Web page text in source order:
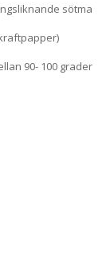
sötma
90- 100 grader